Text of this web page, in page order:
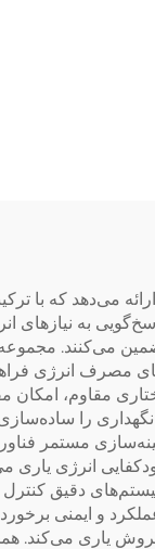
می‌دهد که با
به نیازهای
می‌کنند.
و نیازهای مصرف
مقاوم، امکان
و نگهداری را
مستمر
به خودکفایی انرژی
دقیق کنترل
و ایمنی
پس از فروش یاری